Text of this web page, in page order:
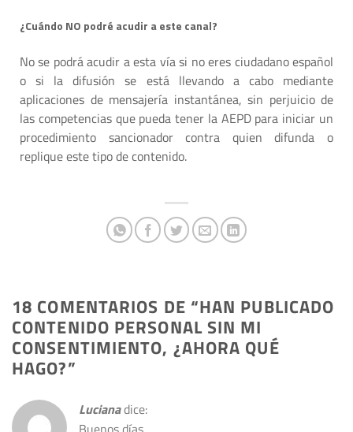
¿Cuándo NO podré acudir a este canal?
No se podrá acudir a esta vía si no eres ciudadano español
o si la difusión se está llevando a cabo mediante
aplicaciones de mensajería instantánea, sin perjuicio de
las competencias que pueda tener la AEPD para iniciar un
procedimiento sancionador contra quien difunda o
replique este tipo de contenido.
18 COMENTARIOS DE “HAN PUBLICADO
CONTENIDO PERSONAL SIN MI
CONSENTIMIENTO, ¿AHORA QUÉ
HAGO?”
Lucianadice: